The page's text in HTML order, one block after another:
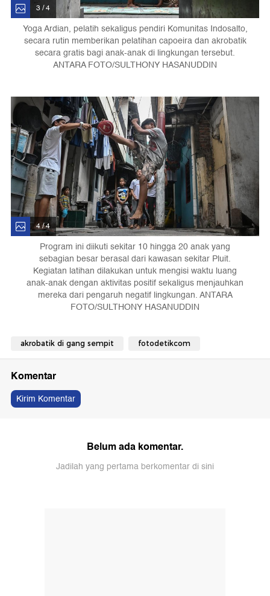
3 / 4
Yoga Ardian, pelatih sekaligus pendiri Komunitas Indosalto,
secara rutin memberikan pelatihan capoeira dan akrobatik
secara gratis bagi anak-anak di lingkungan tersebut.
ANTARA FOTO/SULTHONY HASANUDDIN
4 / 4
Program ini diikuti sekitar 10 hingga 20 anak yang
sebagian besar berasal dari kawasan sekitar Pluit.
Kegiatan latihan dilakukan untuk mengisi waktu luang
anak-anak dengan aktivitas positif sekaligus menjauhkan
mereka dari pengaruh negatif lingkungan. ANTARA
FOTO/SULTHONY HASANUDDIN
akrobatik di gang sempit fotodetikcom
Komentar
Kirim Komentar
Belum ada komentar.
Jadilah yang pertama berkomentar di sini